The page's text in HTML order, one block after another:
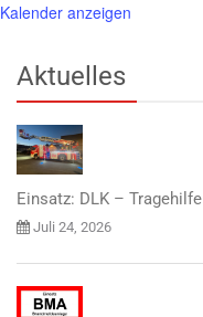
Kalender anzeigen
Aktuelles
Einsatz: DLK – Tragehilfe
Juli 24, 2026